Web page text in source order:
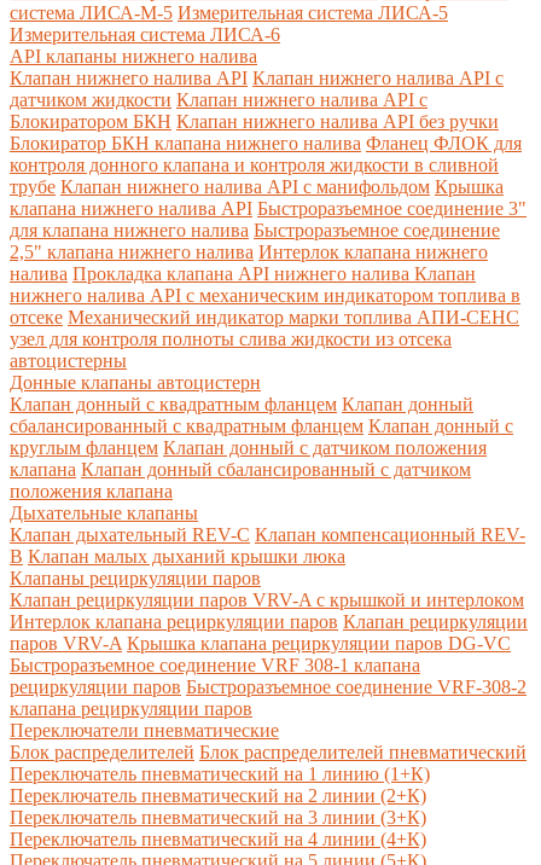
система ЛИСА-М-5 Измерительная система ЛИСА-5
Измерительная система ЛИСА-6
API клапаны нижнего налива
Клапан нижнего налива API Клапан нижнего налива API с
датчиком жидкости Клапан нижнего налива API с
Блокиратором БКН Клапан нижнего налива API без ручки
Блокиратор БКН клапана нижнего налива Фланец ФЛОК для
контроля донного клапана и контроля жидкости в сливной
трубе Клапан нижнего налива API с манифольдом Крышка
клапана нижнего налива API Быстроразъемное соединение 3"
для клапана нижнего налива Быстроразъемное соединение
2,5" клапана нижнего налива Интерлок клапана нижнего
налива Прокладка клапана API нижнего налива Клапан
нижнего налива API с механическим индикатором топлива в
отсеке Механический индикатор марки топлива АПИ-СЕНС
узел для контроля полноты слива жидкости из отсека
автоцистерны
Донные клапаны автоцистерн
Клапан донный с квадратным фланцем Клапан донный
сбалансированный с квадратным фланцем Клапан донный с
круглым фланцем Клапан донный с датчиком положения
клапана Клапан донный сбалансированный с датчиком
положения клапана
Дыхательные клапаны
Клапан дыхательный REV-C Клапан компенсационный REV-
B Клапан малых дыханий крышки люка
Клапаны рециркуляции паров
Клапан рециркуляции паров VRV-A с крышкой и интерлоком
Интерлок клапана рециркуляции паров Клапан рециркуляции
паров VRV-A Крышка клапана рециркуляции паров DG-VC
Быстроразъемное соединение VRF 308-1 клапана
рециркуляции паров Быстроразъемное соединение VRF-308-2
клапана рециркуляции паров
Переключатели пневматические
Блок распределителей Блок распределителей пневматический
Переключатель пневматический на 1 линию (1+К)
Переключатель пневматический на 2 линии (2+К)
Переключатель пневматический на 3 линии (3+К)
Переключатель пневматический на 4 линии (4+К)
Переключатель пневматический на 5 линии (5+К)